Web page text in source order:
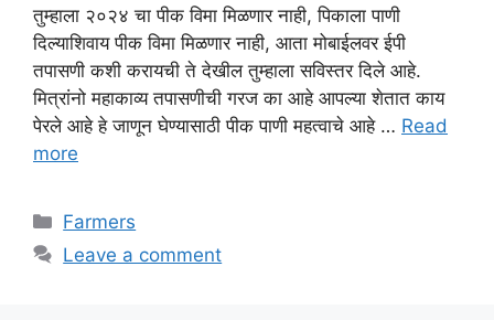
तुम्हाला २०२४ चा पीक विमा मिळणार नाही, पिकाला पाणी
दिल्याशिवाय पीक विमा मिळणार नाही, आता मोबाईलवर ईपी
तपासणी कशी करायची ते देखील तुम्हाला सविस्तर दिले आहे.
मित्रांनो महाकाव्य तपासणीची गरज का आहे आपल्या शेतात काय
पेरले आहे हे जाणून घेण्यासाठी पीक पाणी महत्वाचे आहे … Read
more
Categories
Farmers
Leave a comment